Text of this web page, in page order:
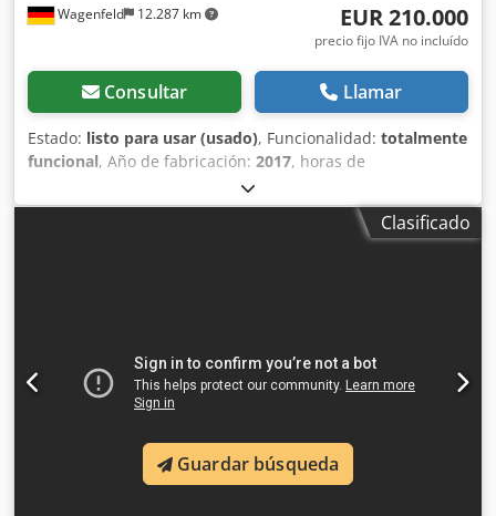
Wagenfeld 12.287 km EUR 210.000
precio fijo IVA no incluído
Consultar Llamar
Estado: listo para usar (usado), Funcionalidad: totalmente
funcional, Año de fabricación: 2017, horas de
, potencia:
tipo de combustible:diésel, velocidad máxima:30 km/h,
, próxima inspección (TÜV):
para la venta: Cosechadora Case-IH AF 7240 con rotor ST
Nº de chasis: YHG233775 Rotor ST de disposición
longitudinal Versión de 30 km/h Motor de 6 cilindros
Potencia: 366 kW (497 CV) Ruedas delanteras: Oruga
suspendida de 610 mm Ruedas traseras: 500/85 R24
Paquete de faros de trabajo HID Ventilador AC con ajuste
Clasificado
Guardar búsqueda